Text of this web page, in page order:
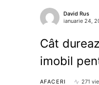
David Rus
ianuarie 24,
Cât
imobil
AFACERI 271